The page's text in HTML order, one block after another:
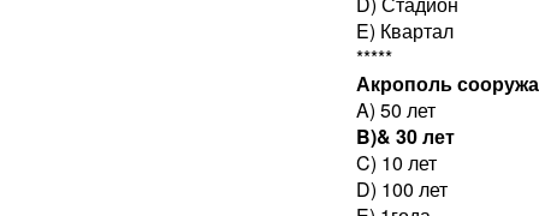
E) Квартал
*****
Акрополь
A) 50 лет
B)& 30 лет
C) 10 лет
D) 100 лет